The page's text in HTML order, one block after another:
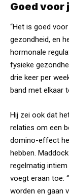
Goed voor
“Het is goed
gezondheid, en
hormonale
fysieke
drie keer per
band met elkaar
Hij zei ook dat
relaties om een
domino-effect
hebben.
regelmatig
voegt eraan toe:
worden en gaan